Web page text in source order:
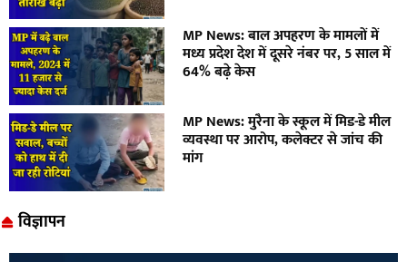
MP News: बाल अपहरण के मामलों में
मध्य प्रदेश देश में दूसरे नंबर पर, 5 साल में
64% बढ़े केस
MP News: मुरैना के स्कूल में मिड-डे मील
व्यवस्था पर आरोप, कलेक्टर से जांच की
मांग
विज्ञापन